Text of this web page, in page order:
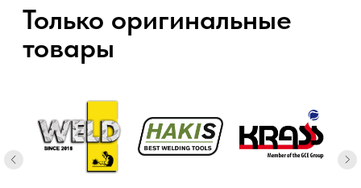
Безупречная деловая
репутация
На протяжении всей нашей многолетней
работы мы ни разу не подвели своих
клиентов и заслужили только